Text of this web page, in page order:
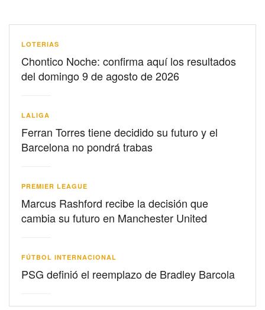
LOTERIAS
Chontico Noche: confirma aquí los resultados
del domingo 9 de agosto de 2026
LALIGA
Ferran Torres tiene decidido su futuro y el
Barcelona no pondrá trabas
PREMIER LEAGUE
Marcus Rashford recibe la decisión que
cambia su futuro en Manchester United
FÚTBOL INTERNACIONAL
PSG definió el reemplazo de Bradley Barcola